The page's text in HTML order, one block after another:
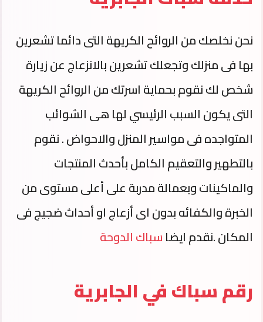
نحن نخلصك من الروائح الكريهة التى دائما تشعرين
بها فى منزلك وتجعلك تشعرين بالانزعاج عن زيارة
شخص لك نقوم بحماية اسرتك من الروائح الكريهة
التى يكون السبب الرئيسي لها هى الشوائب
المتواجده فى مواسير المنزل والاحواض . نقوم
بالتطهير والتعقيم الكامل بأحدث المنتجات
والماكينات وبعمالة مدربة على أعلى مستوى من
الخبرة والكفائه بدون اى أزعاج او أحداث ضجيج فى
المكان .نقدم ايضاسباك الدوحة
رقم سباك في الجابرية